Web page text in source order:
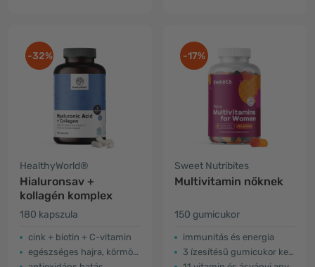
-32%
HealthyWorld®
Hialuronsav +
kollagén komplex
180 kapszula
cink + biotin + C-vitamin
egészséges hajra, körmökre és bőrre
-17%
Sweet Nutribites
Multivitamin nőknek
150 gumicukor
immunitás és energia
3 ízesítésű gumicukor keverék